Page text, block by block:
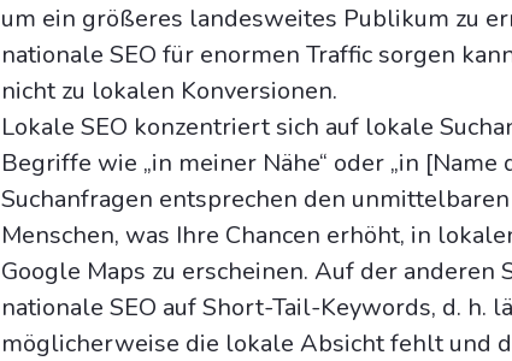
um ein größeres landesweites Publikum zu
nationale SEO für enormen Traffic sorgen
nicht zu lokalen Konversionen.
Lokale SEO konzentriert sich auf lokale
Begriffe wie „in meiner Nähe“ oder „in [Name
Suchanfragen entsprechen den
Menschen, was Ihre Chancen erhöht, in
Google Maps zu erscheinen. Auf der anderen
nationale SEO auf Short-Tail-Keywords, d. h.
möglicherweise die lokale Absicht fehlt und